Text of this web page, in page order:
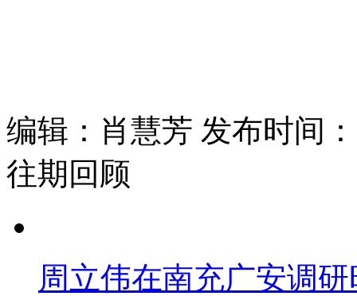
编辑：肖慧芳 发布时间
往期回顾
周立伟在南充广安调